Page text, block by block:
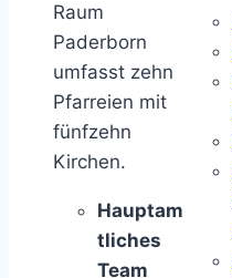
Raum
Paderborn
umfasst zehn
Pfarreien mit
fünfzehn
Kirchen.
Hauptam
tliches
Team